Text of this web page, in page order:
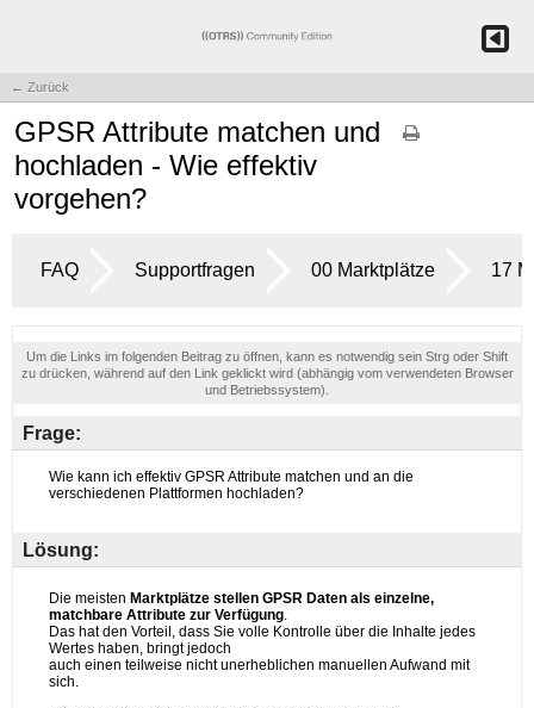
← Zurück
GPSR Attribute matchen und
hochladen - Wie effektiv
vorgehen?
FAQ Supportfragen 00 Marktplätze 17
Um die Links im folgenden Beitrag zu öffnen, kann es notwendig sein Strg oder Shift
zu drücken, während auf den Link geklickt wird (abhängig vom verwendeten Browser
und Betriebssystem).
Frage:
Lösung: